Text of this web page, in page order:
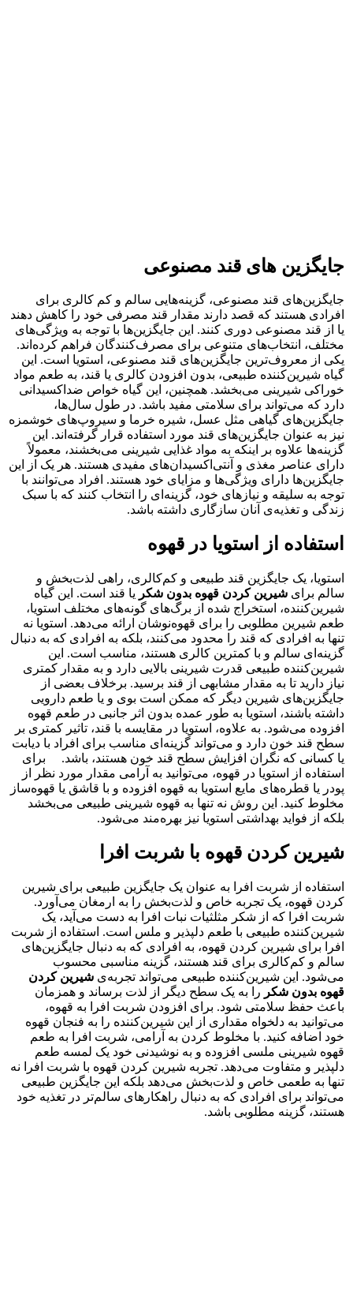
جایگزین های قند مصنوعی
جایگزین‌های قند مصنوعی، گزینه‌هایی سالم و کم کالری برای
افرادی هستند که قصد دارند مقدار قند مصرفی خود را کاهش دهند
یا از قند مصنوعی دوری کنند. این جایگزین‌ها با توجه به ویژگی‌های
مختلف، انتخاب‌های متنوعی برای مصرف‌کنندگان فراهم کرده‌اند.
یکی از معروف‌ترین جایگزین‌های قند مصنوعی، استویا است. این
گیاه شیرین‌کننده طبیعی، بدون افزودن کالری یا قند، به طعم مواد
خوراکی شیرینی می‌بخشد. همچنین، این گیاه خواص ضد‌اکسیدانی
دارد که می‌تواند برای سلامتی مفید باشد. در طول سال‌ها،
جایگزین‌های گیاهی مثل عسل، شیره خرما و سیروپ‌های خوشمزه
نیز به عنوان جایگزین‌های قند مورد استفاده قرار گرفته‌اند. این
گزینه‌ها علاوه بر اینکه به مواد غذایی شیرینی می‌بخشند، معمولاً
دارای عناصر مغذی و آنتی‌اکسیدان‌های مفیدی هستند. هر یک از این
جایگزین‌ها دارای ویژگی‌ها و مزایای خود هستند. افراد می‌توانند با
توجه به سلیقه و نیازهای خود، گزینه‌ای را انتخاب کنند که با سبک
زندگی و تغذیه‌ی آنان سازگاری داشته باشد.
استفاده از استویا در قهوه
استویا، یک جایگزین قند طبیعی و کم‌کالری، راهی لذت‌بخش و
سالم برای شیرین کردن قهوه بدون شکر یا قند است. این گیاه
شیرین‌کننده، استخراج شده از برگ‌های گونه‌های مختلف استویا،
طعم شیرین مطلوبی را برای قهوه‌نوشان ارائه می‌دهد. استویا نه
تنها به افرادی که قند را محدود می‌کنند، بلکه به افرادی که به دنبال
گزینه‌ای سالم و با کمترین کالری هستند، مناسب است. این
شیرین‌کننده طبیعی قدرت شیرینی بالایی دارد و به مقدار کمتری
نیاز دارید تا به مقدار مشابهی از قند برسید. برخلاف بعضی از
جایگزین‌های شیرین دیگر که ممکن است بوی و یا طعم دارویی
داشته باشند، استویا به طور عمده بدون اثر جانبی در طعم قهوه
افزوده می‌شود. به علاوه، استویا در مقایسه با قند، تاثیر کمتری بر
سطح قند خون دارد و می‌تواند گزینه‌ای مناسب برای افراد با دیابت
یا کسانی که نگران افزایش سطح قند خون هستند، باشد. برای
استفاده از استویا در قهوه، می‌توانید به آرامی مقدار مورد نظر از
پودر یا قطره‌های مایع استویا به قهوه افزوده و با قاشق یا قهوه‌ساز
مخلوط کنید. این روش نه تنها به قهوه شیرینی طبیعی می‌بخشد
بلکه از فواید بهداشتی استویا نیز بهره‌مند می‌شود.
شیرین کردن قهوه با شربت افرا
استفاده از شربت افرا به عنوان یک جایگزین طبیعی برای شیرین
کردن قهوه، یک تجربه خاص و لذت‌بخش را به ارمغان می‌آورد.
شربت افرا که از شکر مثلثیات نبات افرا به دست می‌آید، یک
شیرین‌کننده طبیعی با طعم دلپذیر و ملس است. استفاده از شربت
افرا برای شیرین کردن قهوه، به افرادی که به دنبال جایگزین‌های
سالم و کم‌کالری برای قند هستند، گزینه مناسبی محسوب
می‌شود. این شیرین‌کننده طبیعی می‌تواند تجربه‌ی شیرین کردن
قهوه بدون شکر را به یک سطح دیگر از لذت برساند و همزمان
باعث حفظ سلامتی شود. برای افزودن شربت افرا به قهوه،
می‌توانید به دلخواه مقداری از این شیرین‌کننده را به فنجان قهوه
خود اضافه کنید. با مخلوط کردن به آرامی، شربت افرا به طعم
قهوه شیرینی ملسی افزوده و به نوشیدنی خود یک لمسه طعم
دلپذیر و متفاوت می‌دهد. تجربه شیرین کردن قهوه با شربت افرا نه
تنها به طعمی خاص و لذت‌بخش می‌دهد بلکه این جایگزین طبیعی
می‌تواند برای افرادی که به دنبال راهکارهای سالم‌تر در تغذیه خود
هستند، گزینه مطلوبی باشد.